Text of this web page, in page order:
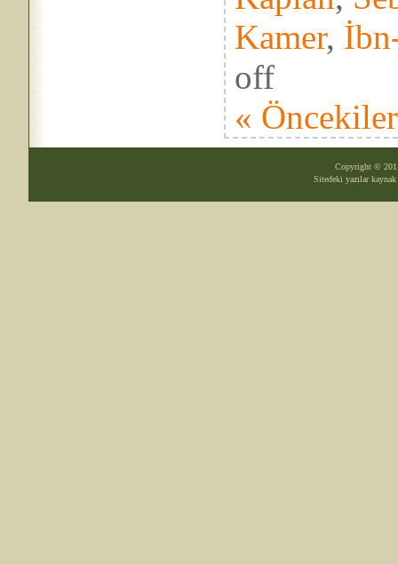
Kamer,
off
« Öncekiler
Copyright ©
Sitedeki yazılar